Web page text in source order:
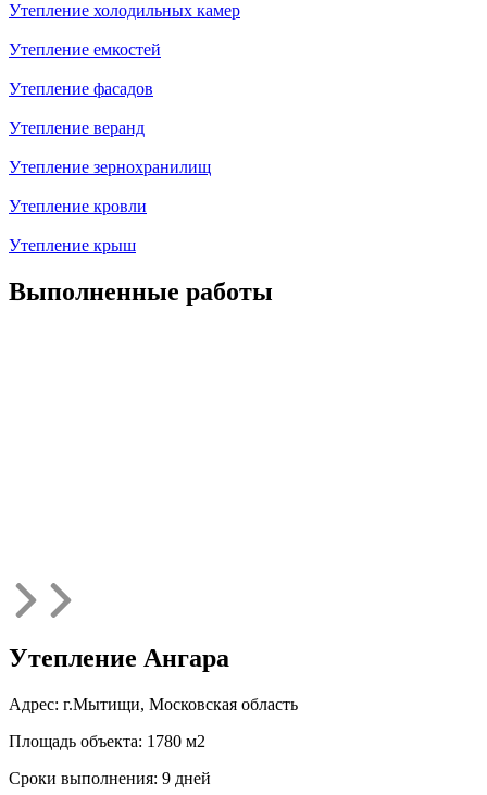
Утепление холодильных камер
Утепление емкостей
Утепление фасадов
Утепление веранд
Утепление зернохранилищ
Утепление кровли
Утепление крыш
Выполненные работы
Утепление Ангара
Адрес: г.Мытищи, Московская область
Площадь объекта: 1780 м2
Сроки выполнения: 9 дней